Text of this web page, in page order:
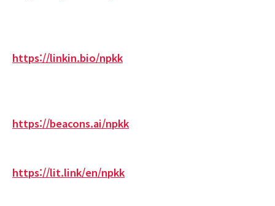
https://linkin.bio/npkk
https://beacons.ai/npkk
https://lit.link/en/npkk